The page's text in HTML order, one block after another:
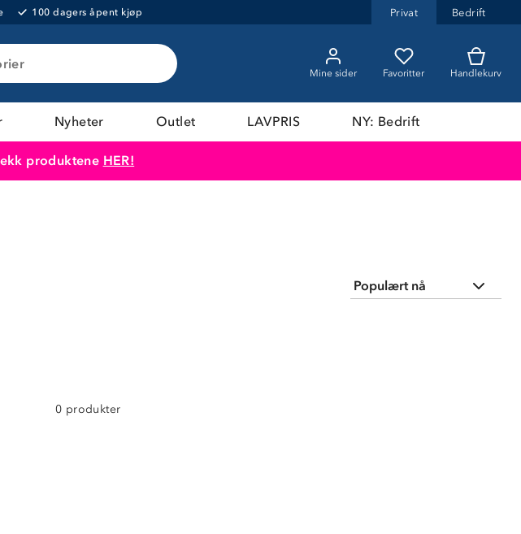
100 dagers åpent kjøp Privat Bedrift
Mine sider Favoritter Handlekurv
Nyheter Outlet LAVPRIS NY: Bedrift
produktene HER!
0 produkter